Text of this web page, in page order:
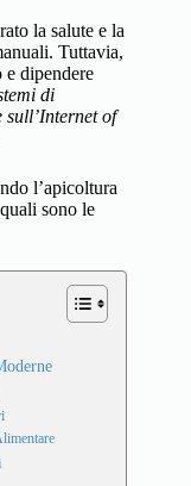
la salute e la
Tuttavia,
e dipendere
di
of
l’apicoltura
sono le